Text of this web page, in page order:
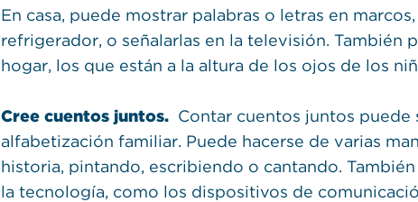
En casa, puede mostrar palabras o letras en
refrigerador, o señalarlas en la televisión. También
hogar, los que están a la altura de los ojos de los
Cree cuentos juntos. Contar cuentos juntos puede
alfabetización familiar. Puede hacerse de varias
historia, pintando, escribiendo o cantando.
la tecnología, como los dispositivos de